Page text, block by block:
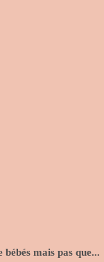
mais pas que...